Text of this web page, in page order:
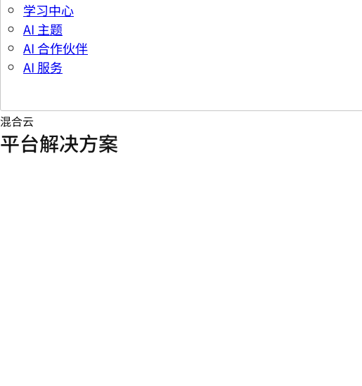
学习中心
AI 主题
AI 合作伙伴
AI 服务
混合云
平台解决方案